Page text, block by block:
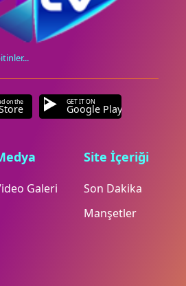
on the GET IT ON
Google Play
Galeri
Site İçeriği
Son Dakika
Manşetler